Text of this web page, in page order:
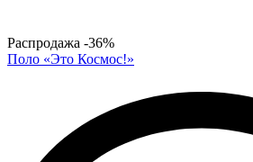
Распродажа -36%
Поло «Это Космос!»